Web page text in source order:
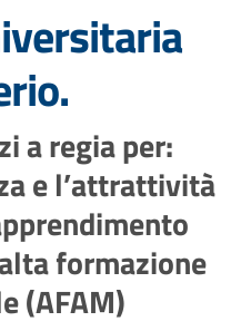
a regia per:
e l’attrattività
formazione
(AFAM)